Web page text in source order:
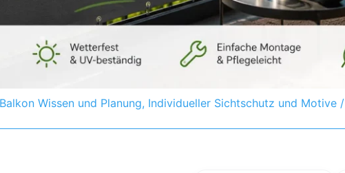
Balkon Wissen und Planung, Individueller Sichtschutz und Motive/